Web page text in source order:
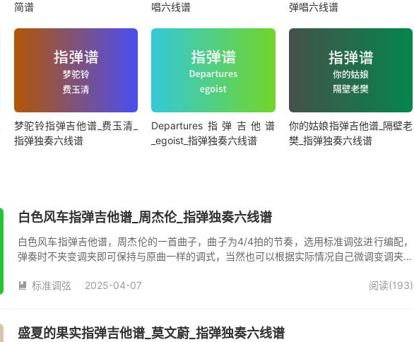
简谱
唱六线谱
弹唱六线谱
梦驼铃指弹吉他谱_费玉清_
指弹独奏六线谱
Departures指弹吉他谱
_egoist_指弹独奏六线谱
你的姑娘指弹吉他谱_隔壁老
樊_指弹独奏六线谱
白色风车指弹吉他谱_周杰伦_指弹独奏六线谱
白色风车指弹吉他谱，周杰伦的一首曲子，曲子为4/4拍的节奏，选用标准调弦进行编配，
弹奏时不夹变调夹即可保持与原曲一样的调式，当然也可以根据实际情况自己微调变调夹品
 标准调弦 2025-04-07 阅读(193)
盛夏的果实指弹吉他谱_莫文蔚_指弹独奏六线谱